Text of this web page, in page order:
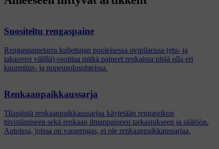
Suositeltu rengaspaine
Rengaspainetarra kuljettajan puoleisessa ovipilarissa (etu- ja
takaoven välillä) osoittaa mitkä paineet renkaissa pitää olla eri
kuormitus- ja nopeusolosuhteissa.
Renkaanpaikkaussarja
Tilapäistä renkaanpaikkaussarjaa käytetään rengasrikon
tiivistämiseen sekä renkaan ilmanpaineen tarkastukseen ja säätöön.
Autoissa, joissa on vararengas, ei ole renkaanpaikkaussarjaa.